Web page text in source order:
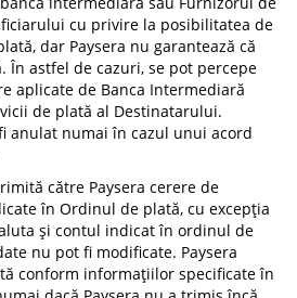
cu privire la posibilitatea de
dar Paysera nu garantează că
În astfel de cazuri, se pot percepe
aplicate de Banca Intermediară
de plată al Destinatarului.
anulat numai în cazul unui acord
către Paysera cerere de
în Ordinul de plată, cu excepția
și contul indicat în ordinul de
nu pot fi modificate. Paysera
conform informațiilor specificate în